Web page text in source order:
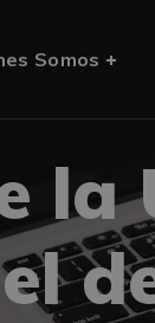
Somos
la